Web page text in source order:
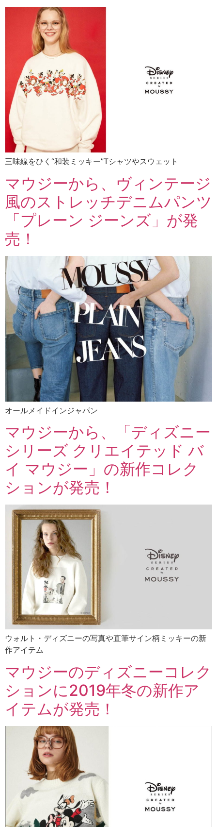
三味線をひく“和装ミッキー”Tシャツやスウェット
マウジーから、ヴィンテージ
風のストレッチデニムパンツ
「プレーン ジーンズ」が発
売！
オールメイドインジャパン
マウジーから、「ディズニー
シリーズ クリエイテッド バ
イ マウジー」の新作コレク
ションが発売！
ウォルト・ディズニーの写真や直筆サイン柄ミッキーの新
作アイテム
マウジーのディズニーコレク
ションに2019年冬の新作ア
イテムが発売！